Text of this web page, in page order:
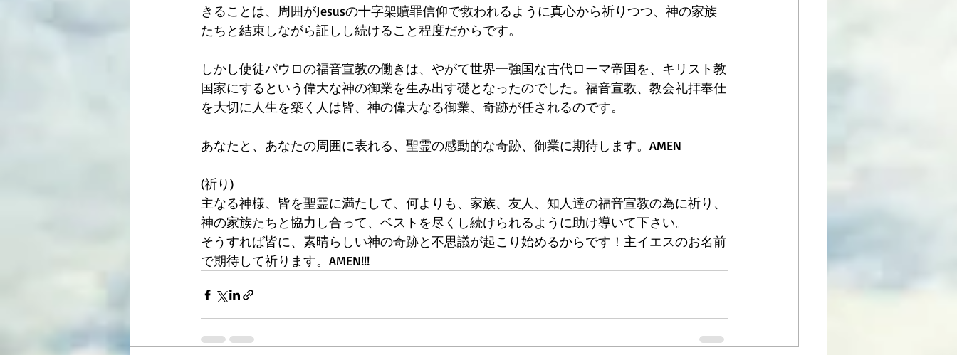
きることは、周囲がJesusの十字架贖罪信仰で救われるように真心から祈りつつ、神の家族
たちと結束しながら証しし続けること程度だからです。
しかし使徒パウロの福音宣教の働きは、やがて世界一強国な古代ローマ帝国を、キリスト教
国家にするという偉大な神の御業を生み出す礎となったのでした。福音宣教、教会礼拝奉仕
を大切に人生を築く人は皆、神の偉大なる御業、奇跡が任されるのです。
あなたと、あなたの周囲に表れる、聖霊の感動的な奇跡、御業に期待します。AMEN
(祈り)
主なる神様、皆を聖霊に満たして、何よりも、家族、友人、知人達の福音宣教の為に祈り、
神の家族たちと協力し合って、ベストを尽くし続けられるように助け導いて下さい。
そうすれば皆に、素晴らしい神の奇跡と不思議が起こり始めるからです！主イエスのお名前
で期待して祈ります。AMEN!!!